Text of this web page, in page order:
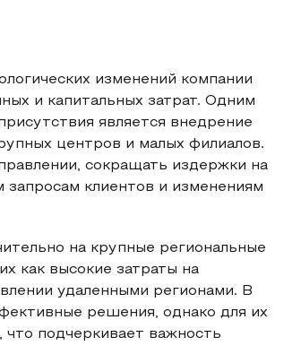
изменений компании
и капитальных затрат. Одним
является внедрение
центров и малых филиалов.
сокращать издержки на
запросам клиентов и изменениям
на крупные региональные
как высокие затраты на
удаленными регионами. В
решения, однако для их
что подчеркивает важность